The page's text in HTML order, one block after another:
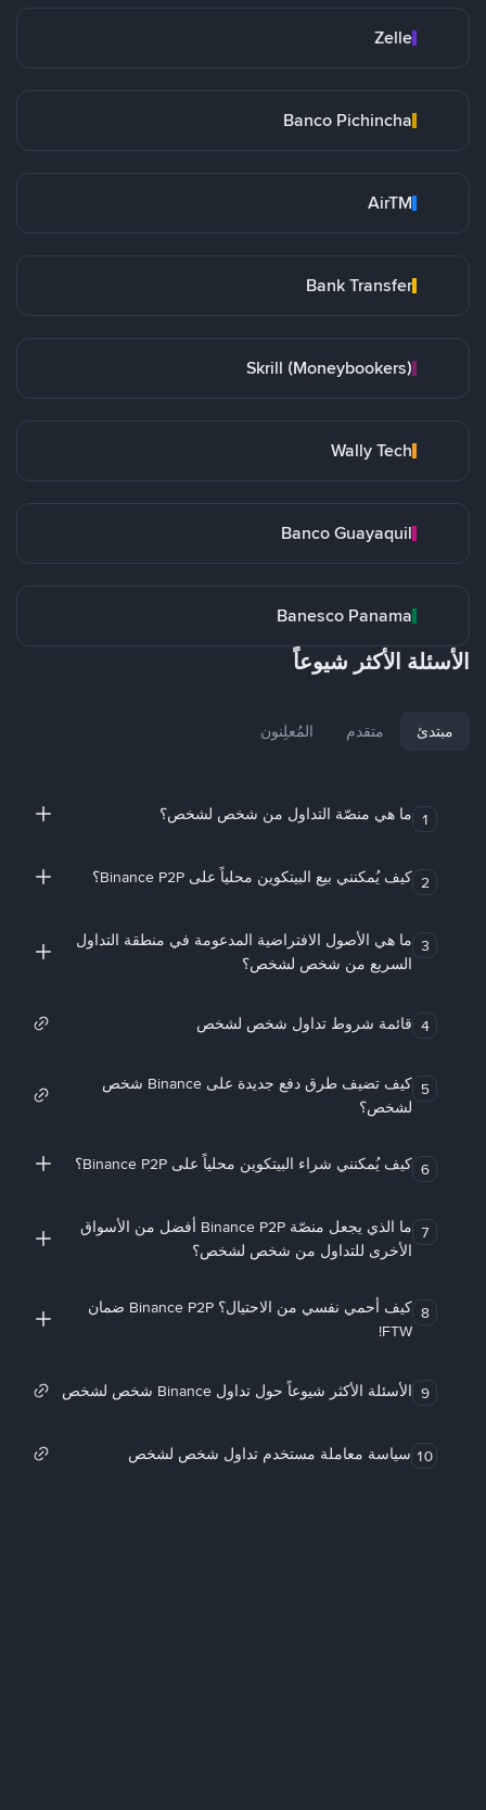
Zelle
Banco Pichincha
AirTM
Bank Transfer
Skrill (Moneybookers)
Wally Tech
Banco Guayaquil
Banesco Panama
الأسئلة الأكثر شيوعاً
مبتدئ متقدم المُعلِنون
1 ما هي منصّة التداول من شخص لشخص؟
2 كيف يُمكنني بيع البيتكوين محلياً على Binance P2P؟
3 ما هي الأصول الافتراضية المدعومة في منطقة التداول
السريع من شخص لشخص؟
4 قائمة شروط تداول شخص لشخص
5
كيف تضيف طرق دفع جديدة على Binance شخص
لشخص؟
6 كيف يُمكنني شراء البيتكوين محلياً على Binance P2P؟
7
ما الذي يجعل منصّة Binance P2P أفضل من الأسواق
الأخرى للتداول من شخص لشخص؟
8
كيف أحمي نفسي من الاحتيال؟ Binance P2P ضمان
FTW!
9 الأسئلة الأكثر شيوعاً حول تداول Binance شخص لشخص
10 سياسة معاملة مستخدم تداول شخص لشخص